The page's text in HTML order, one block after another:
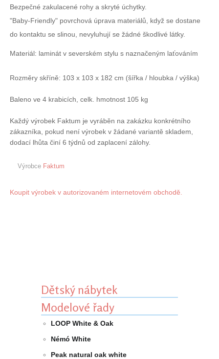
Bezpečné zakulacené rohy a skryté úchytky.
"Baby-Friendly" povrchová úprava materiálů, když se dostane
do kontaktu se slinou, nevyluhují se žádné škodlivé látky.
Materiál: laminát v severském stylu s naznačeným laťováním
Rozměry skříně: 103 x 103 x 182 cm (šířka / hloubka / výška)
Baleno ve 4 krabicích, celk. hmotnost 105 kg
Každý výrobek Faktum je vyráběn na zakázku konkrétního
zákazníka, pokud není výrobek v žádané variantě skladem,
dodací lhůta činí 6 týdnů od zaplacení zálohy.
Výrobce Faktum
Koupit výrobek v autorizovaném internetovém obchodě.
Dětský nábytek
Modelové řady
LOOP White & Oak
Némó White
Peak natural oak white